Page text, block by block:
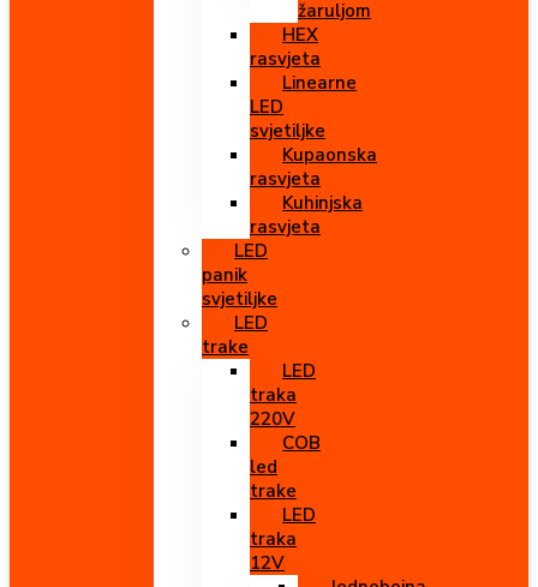
žaruljom
HEX
rasvjeta
Linearne
LED
svjetiljke
Kupaonska
rasvjeta
Kuhinjska
rasvjeta
LED
panik
svjetiljke
LED
trake
LED
traka
220V
COB
led
trake
LED
traka
12V